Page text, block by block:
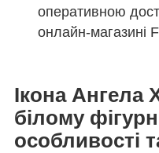
оперативною
онлайн-магазині
Ікона Ангела
білому
особливості